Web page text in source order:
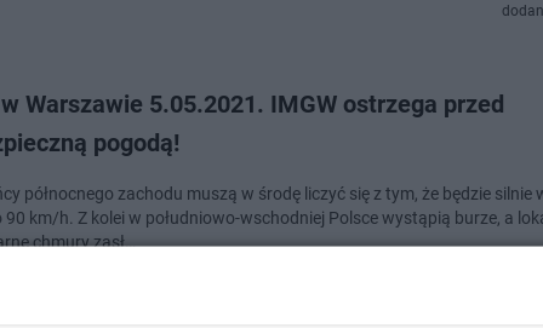
Warszawie 5.05.2021. IMGW ostrzega przed
pogodą!
północnego zachodu muszą w środę liczyć się z tym, że będzie silnie
90 km/h. Z kolei w południowo-wschodniej Polsce wystąpią burze, a
chmury zasł…